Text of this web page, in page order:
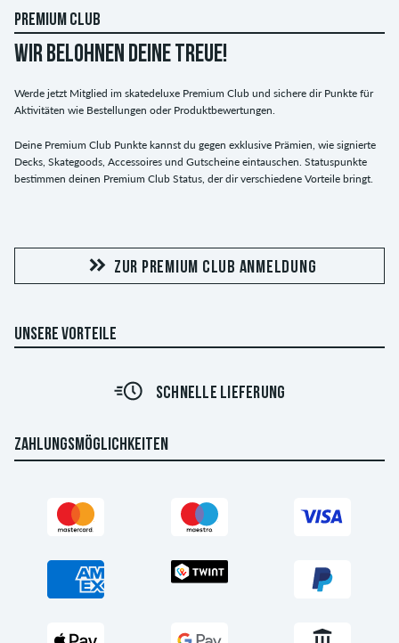
PREMIUM CLUB
WIR BELOHNEN DEINE TREUE!
Werde jetzt Mitglied im skatedeluxe Premium Club und sichere dir Punkte für
Aktivitäten wie Bestellungen oder Produktbewertungen.
Deine Premium Club Punkte kannst du gegen exklusive Prämien, wie signierte
Decks, Skategoods, Accessoires und Gutscheine eintauschen. Statuspunkte
bestimmen deinen Premium Club Status, der dir verschiedene Vorteile bringt.
ZUR PREMIUM CLUB ANMELDUNG
UNSERE VORTEILE
SCHNELLE LIEFERUNG
ZAHLUNGSMÖGLICHKEITEN